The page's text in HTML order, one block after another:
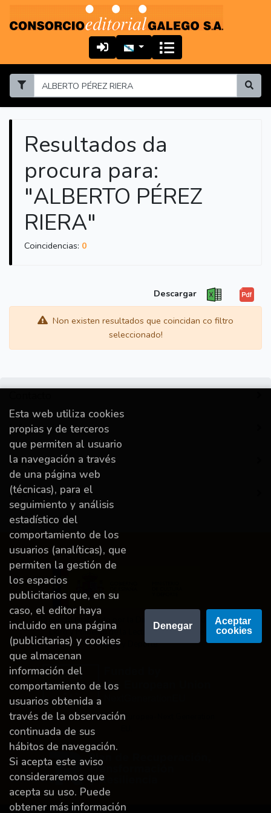
Resultados da
procura para:
"ALBERTO PÉREZ
RIERA"
Coincidencias: 0
Descargar
Non existen resultados que coincidan co filtro
seleccionado!
Información
Destacado
A miña conta
Proyecto financiado por la Dirección General del
Libro y Fomento de la Lectura, Ministerio de
Cultura y Deporte.
Financiado por la Unión Europea-Next Generation
Esta web utiliza cookies
propias y de terceros
que permiten al usuario
la navegación a través
de una página web
(técnicas), para el
seguimiento y análisis
estadístico del
comportamiento de los
usuarios (analíticas), que
permiten la gestión de
los espacios
publicitarios que, en su
caso, el editor haya
incluido en una página
(publicitarias) y cookies
que almacenan
información del
comportamiento de los
usuarios obtenida a
través de la observación
continuada de sus
hábitos de navegación.
Si acepta este aviso
consideraremos que
acepta su uso. Puede
obtener más información
Denegar
Aceptar
cookies